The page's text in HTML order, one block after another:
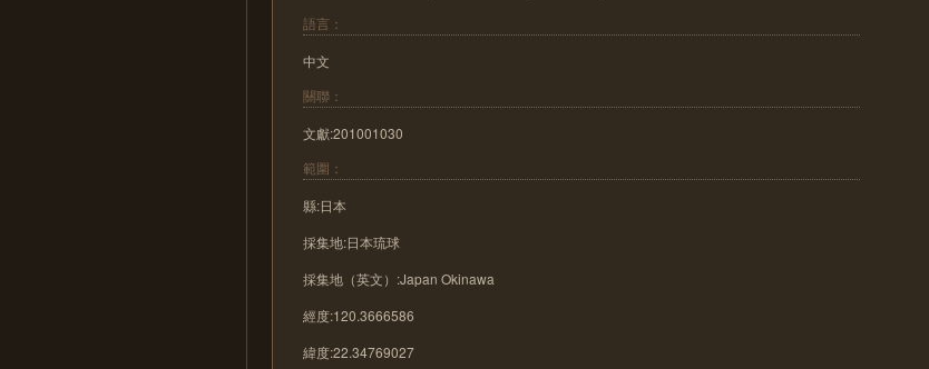
語言：
中文
關聯：
文獻:201001030
範圍：
縣:日本
採集地:日本琉球
採集地（英文）:Japan Okinawa
經度:120.3666586
緯度:22.34769027